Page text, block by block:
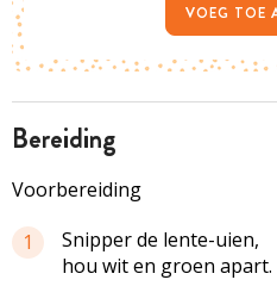
bereiding
Voorbereiding
1
Snipper de lente-uien,
hou wit en groen apart.
VOEG TOE